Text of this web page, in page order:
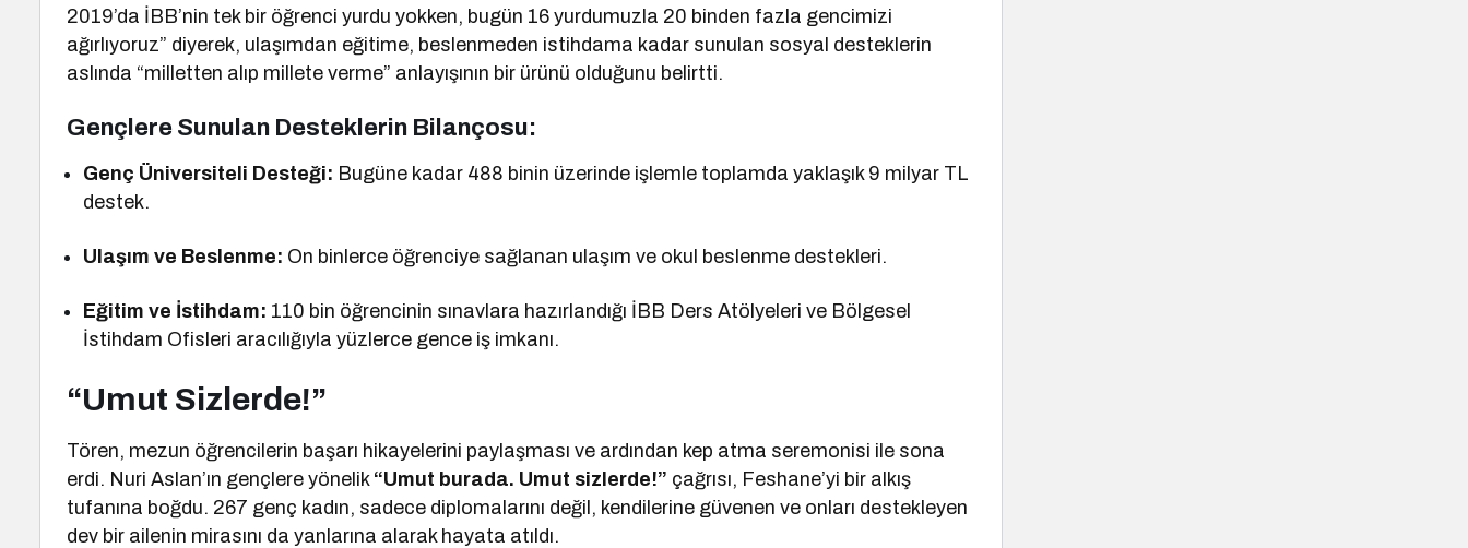
2019’da İBB’nin tek bir öğrenci yurdu yokken, bugün 16 yurdumuzla 20 binden fazla gencimizi
ağırlıyoruz” diyerek, ulaşımdan eğitime, beslenmeden istihdama kadar sunulan sosyal desteklerin
aslında “milletten alıp millete verme” anlayışının bir ürünü olduğunu belirtti.
Gençlere Sunulan Desteklerin Bilançosu:
Genç Üniversiteli Desteği: Bugüne kadar 488 binin üzerinde işlemle toplamda yaklaşık 9 milyar TL
destek.
Ulaşım ve Beslenme: On binlerce öğrenciye sağlanan ulaşım ve okul beslenme destekleri.
Eğitim ve İstihdam: 110 bin öğrencinin sınavlara hazırlandığı İBB Ders Atölyeleri ve Bölgesel
İstihdam Ofisleri aracılığıyla yüzlerce gence iş imkanı.
“Umut Sizlerde!”
Tören, mezun öğrencilerin başarı hikayelerini paylaşması ve ardından kep atma seremonisi ile sona
erdi. Nuri Aslan’ın gençlere yönelik “Umut burada. Umut sizlerde!” çağrısı, Feshane’yi bir alkış
tufanına boğdu. 267 genç kadın, sadece diplomalarını değil, kendilerine güvenen ve onları destekleyen
dev bir ailenin mirasını da yanlarına alarak hayata atıldı.